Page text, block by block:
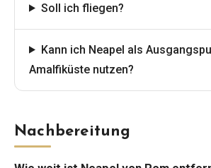
Soll ich fliegen?
Kann ich Neapel als
Amalfiküste nutzen?
Nachbereitung